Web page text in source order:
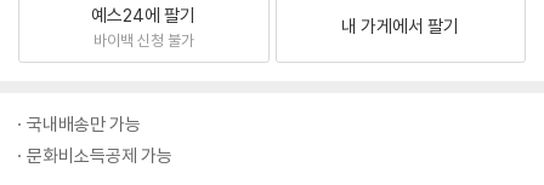
예스24에 팔기
바이백 신청 불가
내 가게에서 팔기
국내배송만 가능
문화비소득공제 가능